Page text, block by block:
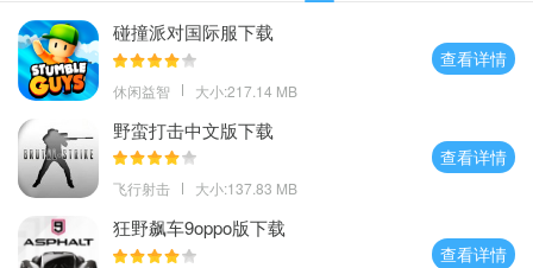
碰撞派对国际服下载
休闲益智 大小:217.14 MB
查看详情
野蛮打击中文版下载
飞行射击 大小:137.83 MB
查看详情
狂野飙车9oppo版下载
查看详情